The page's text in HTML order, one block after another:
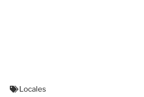
Locales